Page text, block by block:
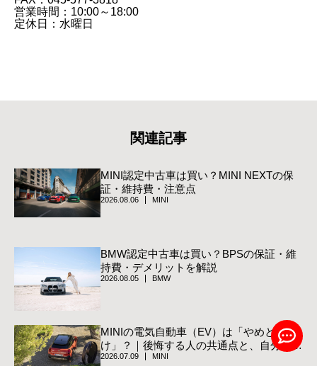
営業時間：10:00～18:00
定休日：水曜日
関連記事
MINI認定中古車は買い？MINI NEXTの保
証・維持費・注意点
2026.08.06 MINI
BMW認定中古車は買い？BPSの保証・維
持費・デメリットを解説
2026.08.05 BMW
MINIの電気自動車（EV）は「やめと
け」？｜後悔する人の共通点と、自分のた
めに選ぶべき本当の理由
2026.07.09 MINI